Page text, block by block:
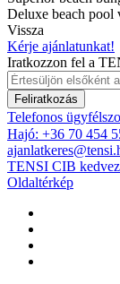
Deluxe beach pool
Vissza
Kérje ajánlatunkat!
Iratkozzon fel a
Feliratkozás
Telefonos
Hajó: +36 70 454
TENSI CIB
Oldaltérkép